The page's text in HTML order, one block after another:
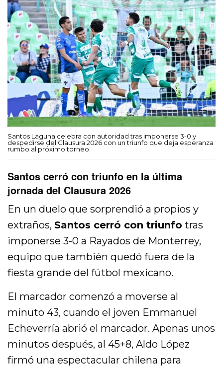
Santos Laguna celebra con autoridad tras imponerse 3-0 y
despedirse del Clausura 2026 con un triunfo que deja esperanza
rumbo al próximo torneo.
Santos cerró con triunfo en la última
jornada del Clausura 2026
En un duelo que sorprendió a propios y
extraños,Santos cerró con triunfo tras
imponerse 3-0 a Rayados de Monterrey,
equipo que también quedó fuera de la
fiesta grande del fútbol mexicano.
El marcador comenzó a moverse al
minuto 43, cuando el joven Emmanuel
Echeverría abrió el marcador. Apenas unos
minutos después, al 45+8, Aldo López
firmó una espectacular chilena para